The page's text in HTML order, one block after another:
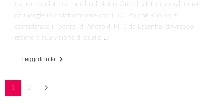
dietro le quinte del lancio di Nexus One, il telefonino sviluppato
da Google in collaborazione con HTC. Poiché Rubino è
considerato il “padre” di Android, PH1 da Essential dovrebbe
essere la sua visione di quello …
Leggi di tutto
1 2